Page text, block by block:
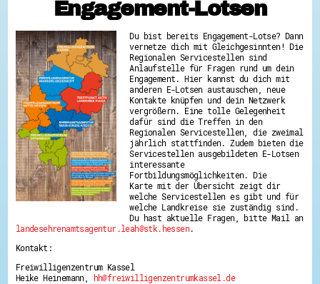
Engagement-Lotsen
Du bist bereits Engagement-Lotse? Dann
vernetze dich mit Gleichgesinnten! Die
Regionalen Servicestellen sind
Anlaufstelle für Fragen rund um dein
Engagement. Hier kannst du dich mit
anderen E-Lotsen austauschen, neue
Kontakte knüpfen und dein Netzwerk
vergrößern. Eine tolle Gelegenheit
dafür sind die Treffen in den
Regionalen Servicestellen, die zweimal
jährlich stattfinden. Zudem bieten die
Servicestellen ausgebildeten E-Lotsen
interessante
Fortbildungsmöglichkeiten. Die
Karte mit der Übersicht zeigt dir
welche Servicestellen es gibt und für
welche Landkreise sie zuständig sind.
Du hast aktuelle Fragen, bitte Mail an
landesehrenamtsagentur.leah@stk.hessen.
Kontakt:
Freiwilligenzentrum Kassel
Heike Heinemann,
hh@freiwilligenzentrumkassel.de